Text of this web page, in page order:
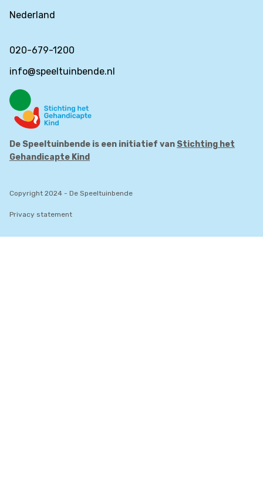
Nederland
020-679-1200
info@speeltuinbende.nl
De Speeltuinbende is een initiatief van Stichting het
Gehandicapte Kind
Copyright 2024 - De Speeltuinbende
Privacy statement